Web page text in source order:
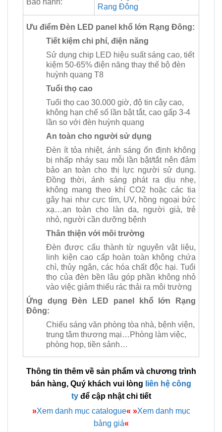
Bảo hành:
Rạng Đông
Ưu điểm Đèn LED panel khổ lớn Rạng Đông:
Tiết kiệm chi phí, điện năng
Sử dụng chip LED hiệu suất sáng cao, tiết
kiệm 50-65% điện năng thay thế bộ đèn
huỳnh quang T8
Tuổi thọ cao
Tuổi thọ cao 30.000 giờ, độ tin cậy cao,
không hạn chế số lần bật tắt, cao gấp 3-4
lần so với đèn huỳnh quang
An toàn cho người sử dụng
Đèn ít tỏa nhiệt, ánh sáng ổn định không
bị nhấp nháy sau mỗi lần bật/tắt nên đảm
bảo an toàn cho thị lực người sử dụng.
Đồng thời, ánh sáng phát ra dịu nhẹ,
không mang theo khí CO2 hoặc các tia
gây hại như cực tím, UV, hồng ngoại bức
xạ…an toàn cho làn da, người già, trẻ
nhỏ, người cần dưỡng bệnh
Thân thiện với môi trường
Đèn được cấu thành từ nguyên vật liệu,
linh kiện cao cấp hoàn toàn không chứa
chì, thủy ngân, các hóa chất độc hại. Tuổi
thọ của đèn bền lâu góp phần không nhỏ
vào việc giảm thiểu rác thải ra môi trường
Ứng dụng Đèn LED panel khổ lớn Rạng
Đông:
Chiếu sáng văn phòng tòa nhà, bệnh viện,
trung tâm thương mại…Phòng làm việc,
phòng họp, tiền sảnh…
Thông tin thêm về sản phẩm và chương trình
bán hàng, Quý khách vui lòng liên hệ công
tyđể cập nhật chi tiết
»Xem danh mục catalogue« »Xem danh mục
bảng giá«